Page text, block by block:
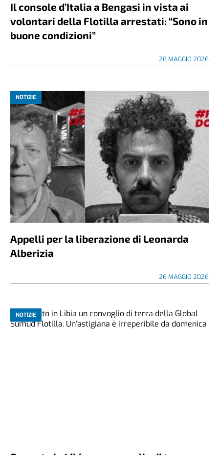
Il console d’Italia a Bengasi in vista ai
volontari della Flotilla arrestati: “Sono in
buone condizioni”
28 MAGGIO 2026
NOTIZIE
Appelli per la liberazione di Leonarda
Alberizia
26 MAGGIO 2026
NOTIZIE